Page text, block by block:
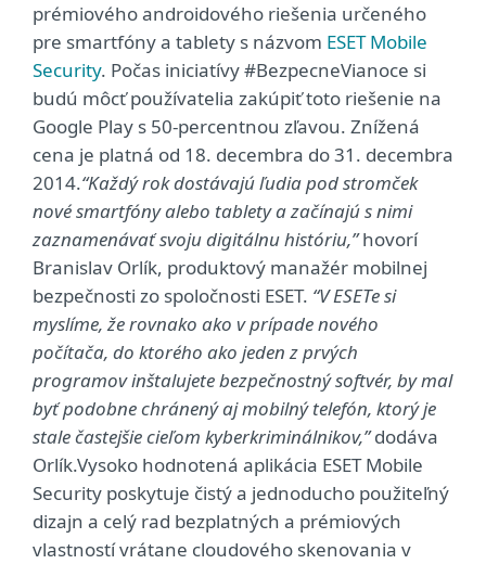
prémiového androidového riešenia určeného
pre smartfóny a tablety s názvom ESET Mobile
Security. Počas iniciatívy #BezpecneVianoce si
budú môcť používatelia zakúpiť toto riešenie na
Google Play s 50-percentnou zľavou. Znížená
cena je platná od 18. decembra do 31. decembra
2014.“Každý rok dostávajú ľudia pod stromček
nové smartfóny alebo tablety a začínajú s nimi
zaznamenávať svoju digitálnu históriu,”hovorí
Branislav Orlík, produktový manažér mobilnej
bezpečnosti zo spoločnosti ESET. “V ESETe si
myslíme, že rovnako ako v prípade nového
počítača, do ktorého ako jeden z prvých
programov inštalujete bezpečnostný softvér, by mal
byť podobne chránený aj mobilný telefón, ktorý je
stale častejšie cieľom kyberkriminálnikov,”dodáva
Orlík.Vysoko hodnotená aplikácia ESET Mobile
Security poskytuje čistý a jednoducho použiteľný
dizajn a celý rad bezplatných a prémiových
vlastností vrátane cloudového skenovania v